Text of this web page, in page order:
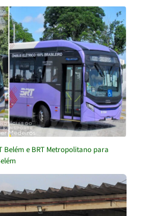
Belém e BRT Metropolitano para